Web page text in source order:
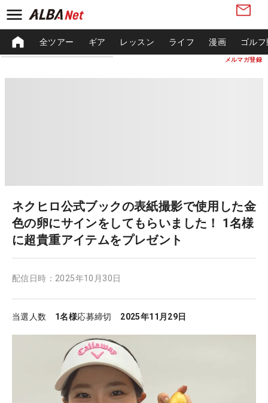
メルマガ登録
全ツアー ギア レッスン ライフ 漫画 ゴル
ネクヒロ公式ブックの表紙撮影で使用した金
色の卵にサインをしてもらいました！ 1名様
に超貴重アイテムをプレゼント
配信日時： 2025年10月30日
当選人数 1名様応募締切 2025年11月29日